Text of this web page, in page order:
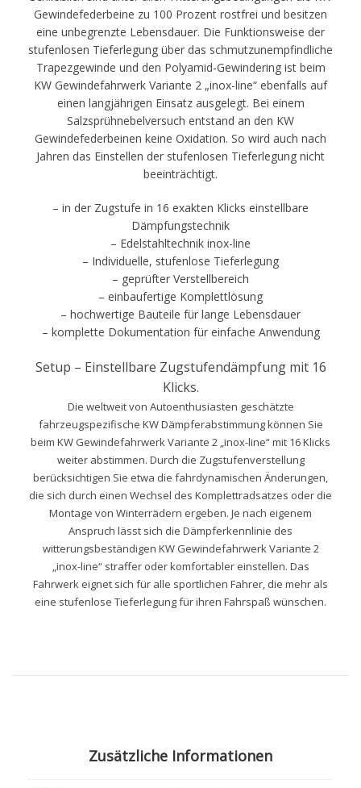
Gewindefederbeine zu 100 Prozent rostfrei und besitzen
eine unbegrenzte Lebensdauer. Die Funktionsweise der
stufenlosen Tieferlegung über das schmutzunempfindliche
Trapezgewinde und den Polyamid-Gewindering ist beim
KW Gewindefahrwerk Variante 2 „inox-line“ ebenfalls auf
einen langjährigen Einsatz ausgelegt. Bei einem
Salzsprühnebelversuch entstand an den KW
Gewindefederbeinen keine Oxidation. So wird auch nach
Jahren das Einstellen der stufenlosen Tieferlegung nicht
beeinträchtigt.
– in der Zugstufe in 16 exakten Klicks einstellbare
Dämpfungstechnik
– Edelstahltechnik inox-line
– Individuelle, stufenlose Tieferlegung
– geprüfter Verstellbereich
– einbaufertige Komplettlösung
– hochwertige Bauteile für lange Lebensdauer
– komplette Dokumentation für einfache Anwendung
Setup – Einstellbare Zugstufendämpfung mit 16
Klicks.
Die weltweit von Autoenthusiasten geschätzte
fahrzeugspezifische KW Dämpferabstimmung können Sie
beim KW Gewindefahrwerk Variante 2 „inox-line“ mit 16 Klicks
weiter abstimmen. Durch die Zugstufenverstellung
berücksichtigen Sie etwa die fahrdynamischen Änderungen,
die sich durch einen Wechsel des Komplettradsatzes oder die
Montage von Winterrädern ergeben. Je nach eigenem
Anspruch lässt sich die Dämpferkennlinie des
witterungsbeständigen KW Gewindefahrwerk Variante 2
„inox-line“ straffer oder komfortabler einstellen. Das
Fahrwerk eignet sich für alle sportlichen Fahrer, die mehr als
eine stufenlose Tieferlegung für ihren Fahrspaß wünschen.
Zusätzliche Informationen